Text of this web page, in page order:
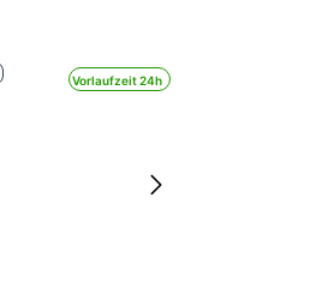
Vorlaufzeit 24h